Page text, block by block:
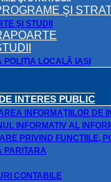
ŞI
ŞI STUDII
POLIȚIA LOCALĂ IAȘI
INTERES PUBLIC
INFORMAŢIILOR DE
INFORMATIV AL
PRIVIND FUNCTIILE,
PARITARA
CONTABILE